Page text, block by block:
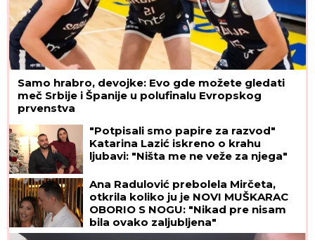
Samo hrabro, devojke: Evo gde možete gledati
meč Srbije i Španije u polufinalu Evropskog
prvenstva
"Potpisali smo papire za razvod"
Katarina Lazić iskreno o krahu
ljubavi: "Ništa me ne veže za njega"
Ana Radulović prebolela Mirčeta,
otkrila koliko ju je NOVI MUŠKARAC
OBORIO S NOGU: "Nikad pre nisam
bila ovako zaljubljena"